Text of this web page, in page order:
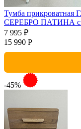
Тумба
СЕРЕБРО ПАТИНА с
7 995 ₽
15 990 Р
-45%